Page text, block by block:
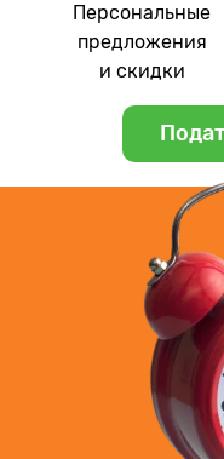
Персональные
предложения
и скидки